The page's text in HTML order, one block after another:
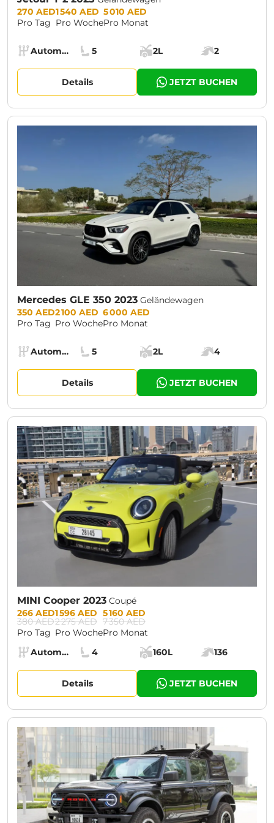
Prices:
270 AED
Pro Tag
1 540 AED
Pro Woche
5 010 AED
Pro Monat
Specs:
Getriebe:
Automatik (AT)
Sitze:
5
Kofferraumvolumen:
2L
Motorleistung:
2
Details JETZT BUCHEN
Mercedes GLE 350 2023 Geländewagen
Prices:
350 AED
Pro Tag
2 100 AED
Pro Woche
6 000 AED
Pro Monat
Specs:
Getriebe:
Automatik (AT)
Sitze:
5
Kofferraumvolumen:
2L
Motorleistung:
4
Details JETZT BUCHEN
MINI Cooper 2023 Coupé
CURRENT PROMOTION:
30% OFF
Prices:
266 AED
380 AED
Pro Tag
1 596 AED
2 275 AED
Pro Woche
5 160 AED
7 350 AED
Pro Monat
Specs:
Getriebe:
Automatik (AT)
Sitze:
4
Kofferraumvolumen:
160L
Motorleistung:
136
Details JETZT BUCHEN
CURRENT PROMOTION:
30% OFF